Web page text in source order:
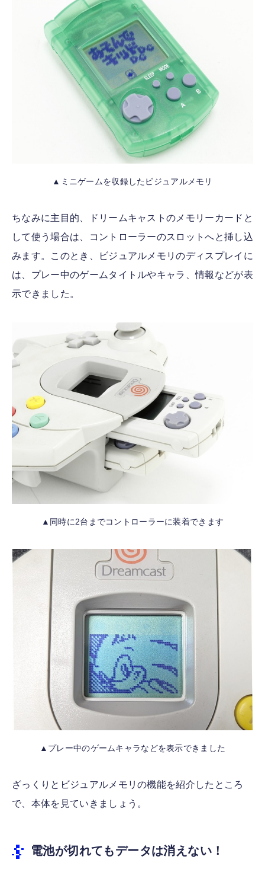
▲ミニゲームを収録したビジュアルメモリ
ちなみに主目的、ドリームキャストのメモリーカードと
して使う場合は、コントローラーのスロットへと挿し込
みます。このとき、ビジュアルメモリのディスプレイに
は、プレー中のゲームタイトルやキャラ、情報などが表
示できました。
▲同時に2台までコントローラーに装着できます
▲プレー中のゲームキャラなどを表示できました
ざっくりとビジュアルメモリの機能を紹介したところ
で、本体を見ていきましょう。
電池が切れてもデータは消えない！